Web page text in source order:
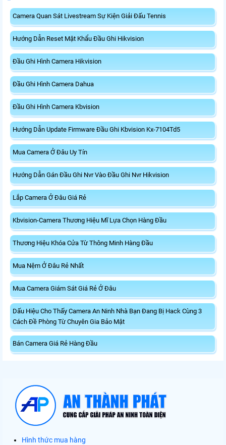
Camera Quan Sát Livestream Sự Kiện Giải Đấu Tennis
Hướng Dẫn Reset Mật Khẩu Đầu Ghi Hikvision
Đầu Ghi Hình Camera Hikvision
Đầu Ghi Hình Camera Dahua
Đầu Ghi Hình Camera Kbvision
Hướng Dẫn Update Firmware Đầu Ghi Kbvision Kx-7104Td5
Mua Camera Ở Đâu Uy Tín
Hướng Dẫn Gán Đầu Ghi Nvr Vào Đầu Ghi Nvr Hikvision
Lắp Camera Ở Đâu Giá Rẻ
Kbvision-Camera Thương Hiệu Mĩ Lựa Chọn Hàng Đầu
Thương Hiệu Khóa Cửa Từ Thông Minh Hàng Đầu
Mua Nệm Ở Đâu Rẻ Nhất
Mua Camera Giám Sát Giá Rẻ Ở Đâu
Dấu Hiệu Cho Thấy Camera An Ninh Nhà Bạn Đang Bị Hack Cùng 3
Cách Đề Phòng Từ Chuyên Gia Bảo Mật
Bán Camera Giá Rẻ Hàng Đầu
Hình thức mua hàng